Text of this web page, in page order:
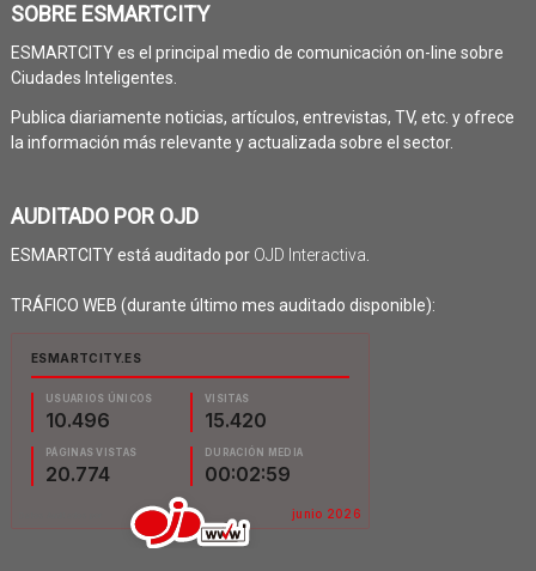
SOBRE ESMARTCITY
ESMARTCITY es el principal medio de comunicación on-line sobre
Ciudades Inteligentes.
Publica diariamente noticias, artículos, entrevistas, TV, etc. y ofrece
la información más relevante y actualizada sobre el sector.
AUDITADO POR OJD
ESMARTCITY está auditado por OJD Interactiva
TRÁFICO WEB (durante último mes auditado disponible):